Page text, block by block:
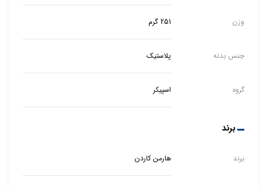
وزن 251 گرم
جنس بدنه پلاستیک
گروه اسپیکر
برند
برند هارمن کاردن